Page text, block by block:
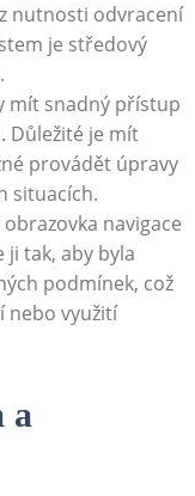
nutnosti odvracení
je středový
mít snadný přístup
Důležité je mít
provádět úpravy
situacích.
navigace
ji⁢ tak, ‌aby byla
podmínek, což⁢
nebo využití
a